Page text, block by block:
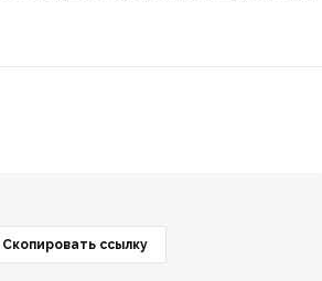
Скопировать ссылку